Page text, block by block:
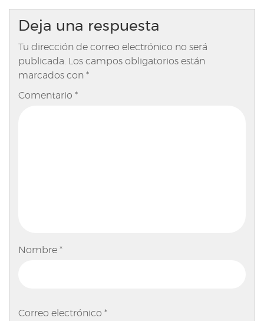
Deja una respuesta
Tu dirección de correo electrónico no será
publicada. Los campos obligatorios están
marcados con *
Comentario *
Nombre *
Correo electrónico *